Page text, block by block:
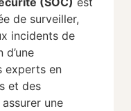
de surveiller,
incidents de
experts en
et des
une